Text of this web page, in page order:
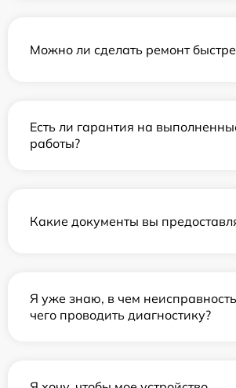
Можно ли сделать ремонт
Есть ли гарантия на
работы?
Какие документы вы
Я уже знаю, в чем
чего проводить диагностику?